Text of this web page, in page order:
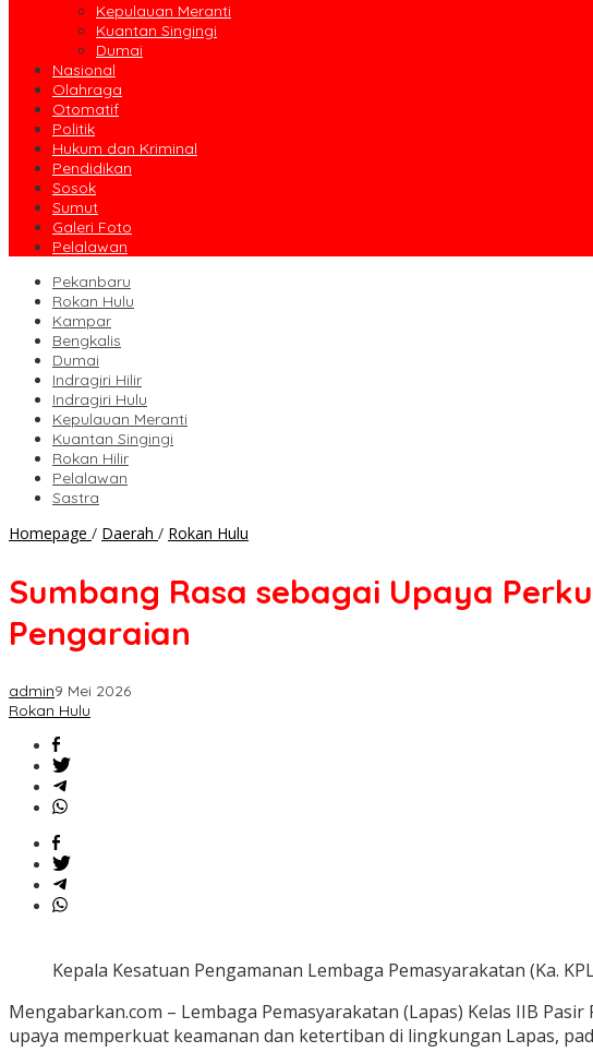
Kepulauan Meranti
Kuantan Singingi
Dumai
Nasional
Olahraga
Otomatif
Politik
Hukum dan Kriminal
Pendidikan
Sosok
Sumut
Galeri Foto
Pelalawan
Pekanbaru
Rokan Hulu
Kampar
Bengkalis
Dumai
Indragiri Hilir
Indragiri Hulu
Kepulauan Meranti
Kuantan Singingi
Rokan Hilir
Pelalawan
Sastra
Homepage / Daerah / Rokan Hulu
Upaya
Sumbang Rasa sebagai Upaya
Pengaraian
admin9 Mei 2026
Rokan Hulu
Kepala Kesatuan Pengamanan Lembaga Pemasyarakatan (Ka.
Mengabarkan.com – Lembaga Pemasyarakatan (Lapas) Kelas IIB
upaya memperkuat keamanan dan ketertiban di lingkungan Lapas,